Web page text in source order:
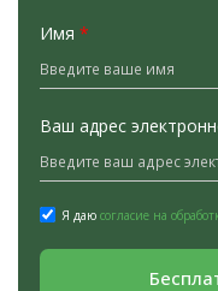
Имя *
Ваш адрес
Я даю согласие на